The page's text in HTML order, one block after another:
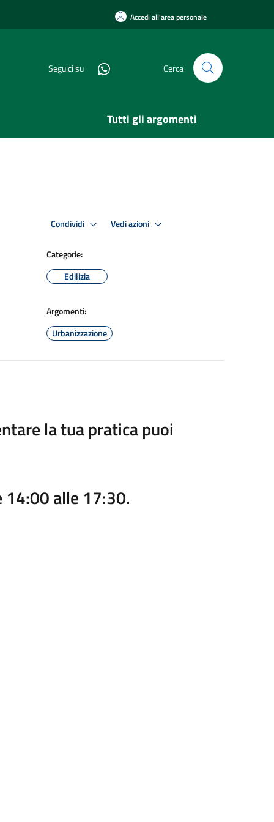
Accedi all'area personale
Seguici su Cerca
Tutti gli argomenti
Condividi Vedi azioni
Categorie:
Edilizia
Argomenti:
Urbanizzazione
la tua pratica puoi
14:00 alle 17:30.